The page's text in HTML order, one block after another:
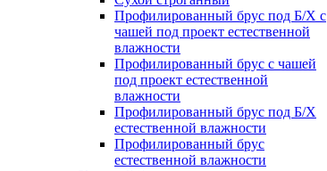
Профилированный брус под Б/Х с
чашей под проект естественной
влажности
Профилированный брус с чашей
под проект естественной
влажности
Профилированный брус под Б/Х
естественной влажности
Профилированный брус
естественной влажности